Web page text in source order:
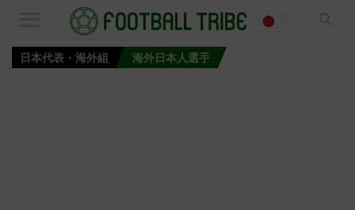
日本代表・海外組 海外日本人選手